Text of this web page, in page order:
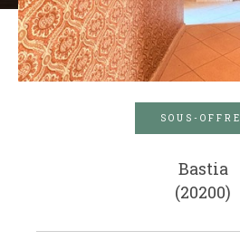
SOUS-OFFRE
Bastia
(20200)